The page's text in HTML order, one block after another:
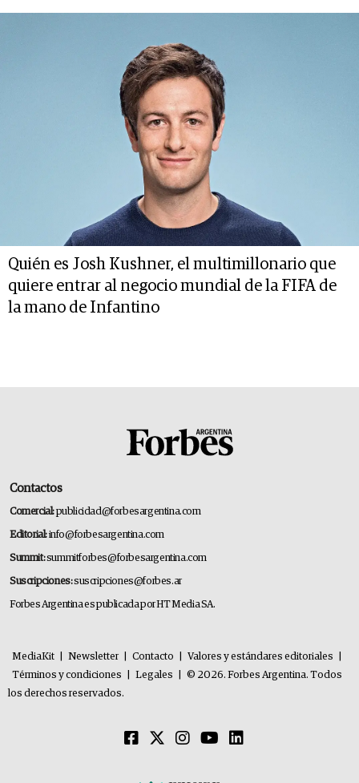
Quién es Josh Kushner, el multimillonario que
quiere entrar al negocio mundial de la FIFA de
la mano de Infantino
Contactos
Comercial:publicidad@forbesargentina.com
Editorial:info@forbesargentina.com
Summit:summitforbes@forbesargentina.com
Suscripciones:suscripciones@forbes.ar
Forbes Argentina es publicada por HT Media SA.
MediaKit Newsletter Contacto Valores y estándares editoriales
Términos y condiciones
Legales
© 2026. Forbes Argentina. Todos
los derechos reservados.